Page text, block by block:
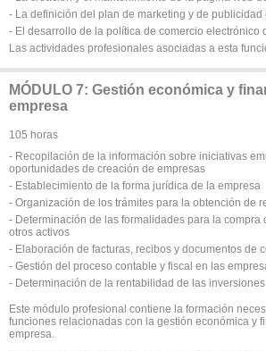
- La definición del plan de marketing y de publicidad
- El desarrollo de la política de comercio electrónico
Las actividades profesionales asociadas a esta
MÓDULO 7: Gestión económica y
empresa
105 horas
- Recopilación de la información sobre iniciativas
oportunidades de creación de empresas
- Establecimiento de la forma jurídica de la empresa
- Organización de los trámites para la obtención de
- Determinación de las formalidades para la compra
otros activos
- Elaboración de facturas, recibos y documentos de
- Gestión del proceso contable y fiscal en las
- Determinación de la rentabilidad de las inversiones
Este módulo profesional contiene la formación
funciones relacionadas con la gestión económica y
empresa.